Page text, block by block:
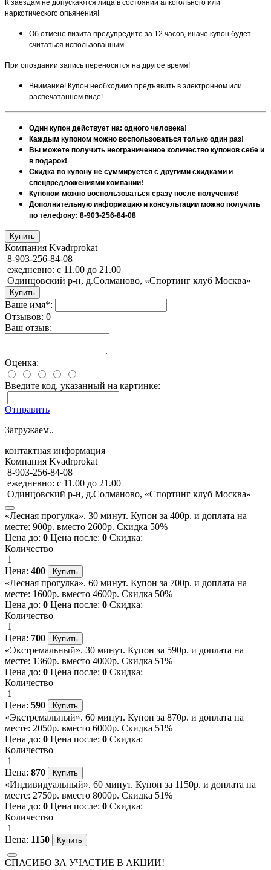
К заездам не допускаются лица в состоянии алкогольного или
наркотического опьянения!
Об отмене визита предупредите за 12 часов, иначе купон будет
считаться использованным
При опоздании запись переносится на другое время!
Внимание! Купон необходимо предъявить в электронном или
распечатанном виде!
Один купон действует на: одного человека!
Каждым купоном можно воспользоваться только один раз!
Вы можете получить неограниченное количество купонов себе и
в подарок!
Скидка по купону не суммируется с другими скидками и
спецпредложениями компании!
Купоном можно воспользоваться сразу после получения!
Дополнительную информацию и консультации можно получить
по телефону: 8-903-256-84-08
Компания Kvadrprokat
8-903-256-84-08
ежедневно: с 11.00 до 21.00
Одинцовский р-н, д.Солманово, «Спортинг клуб Москва»
Ваше имя*:
Отзывов: 0
Ваш отзыв:
Оценка:
Введите код, указанный на картинке:
Отправить
Загружаем..
контактная информация
Компания Kvadrprokat
8-903-256-84-08
ежедневно: с 11.00 до 21.00
Одинцовский р-н, д.Солманово, «Спортинг клуб Москва»
«Лесная прогулка». 30 минут. Купон за 400р. и доплата на
месте: 900р. вместо 2600р. Скидка 50%
Цена до: 0 Цена после: 0 Скидка:
Количество
1
Цена: 400
«Лесная прогулка». 60 минут. Купон за 700р. и доплата на
месте: 1600р. вместо 4600р. Скидка 50%
Цена до: 0 Цена после: 0 Скидка:
Количество
1
Цена: 700
«Экстремальный». 30 минут. Купон за 590р. и доплата на
месте: 1360р. вместо 4000р. Скидка 51%
Цена до: 0 Цена после: 0 Скидка:
Количество
1
Цена: 590
«Экстремальный». 60 минут. Купон за 870р. и доплата на
месте: 2050р. вместо 6000р. Скидка 51%
Цена до: 0 Цена после: 0 Скидка:
Количество
1
Цена: 870
«Индивидуальный». 60 минут. Купон за 1150р. и доплата на
месте: 2750р. вместо 8000р. Скидка 51%
Цена до: 0 Цена после: 0 Скидка:
Количество
1
Цена: 1150
СПАСИБО ЗА УЧАСТИЕ В АКЦИИ!